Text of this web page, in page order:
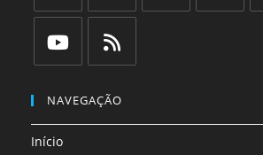
Abre
em
uma
aba
Abre
em
uma
aba
em
uma
nova
em
uma
NAVEGAÇÃO
Início